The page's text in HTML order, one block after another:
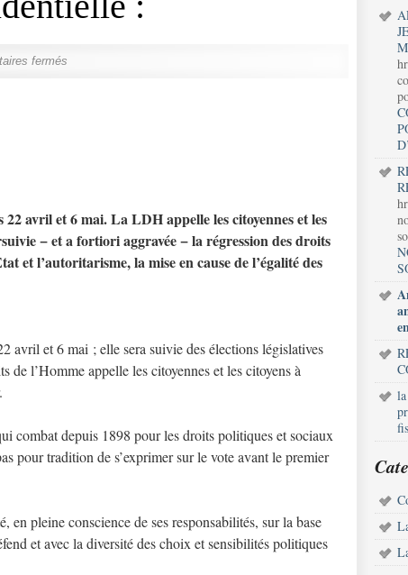
fermés
22 avril et 6 mai. La LDH appelle les citoyennes et les
− et a fortiori aggravée − la régression des droits
et l’autoritarisme, la mise en cause de l’égalité des
avril et 6 mai ; elle sera suivie des élections législatives
l’Homme appelle les citoyennes et les citoyens à
combat depuis 1898 pour les droits politiques et sociaux
pour tradition de s’exprimer sur le vote avant le premier
en pleine conscience de ses responsabilités, sur la base
et avec la diversité des choix et sensibilités politiques